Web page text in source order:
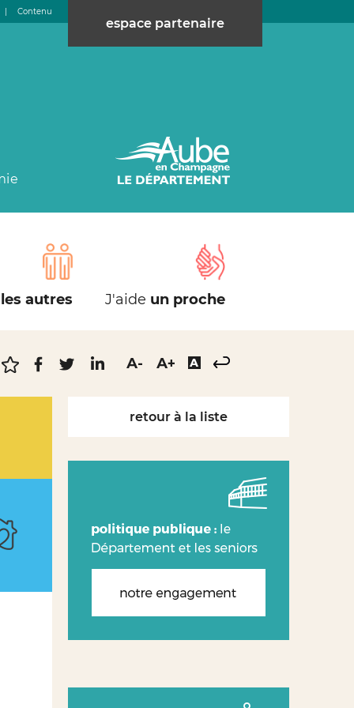
| Contenu
espace partenaire
autres J'aide un proche
retour à la liste